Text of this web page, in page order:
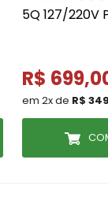
5Q 127/220V
R$
em 2x de R$